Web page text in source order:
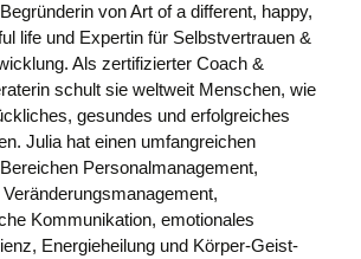
von Art of a different, happy,
life und Expertin für Selbstvertrauen &
Als zertifizierter Coach &
schult sie weltweit Menschen, wie
gesundes und erfolgreiches
Julia hat einen umfangreichen
Personalmanagement,
Kommunikation, emotionales
Energieheilung und Körper-Geist-